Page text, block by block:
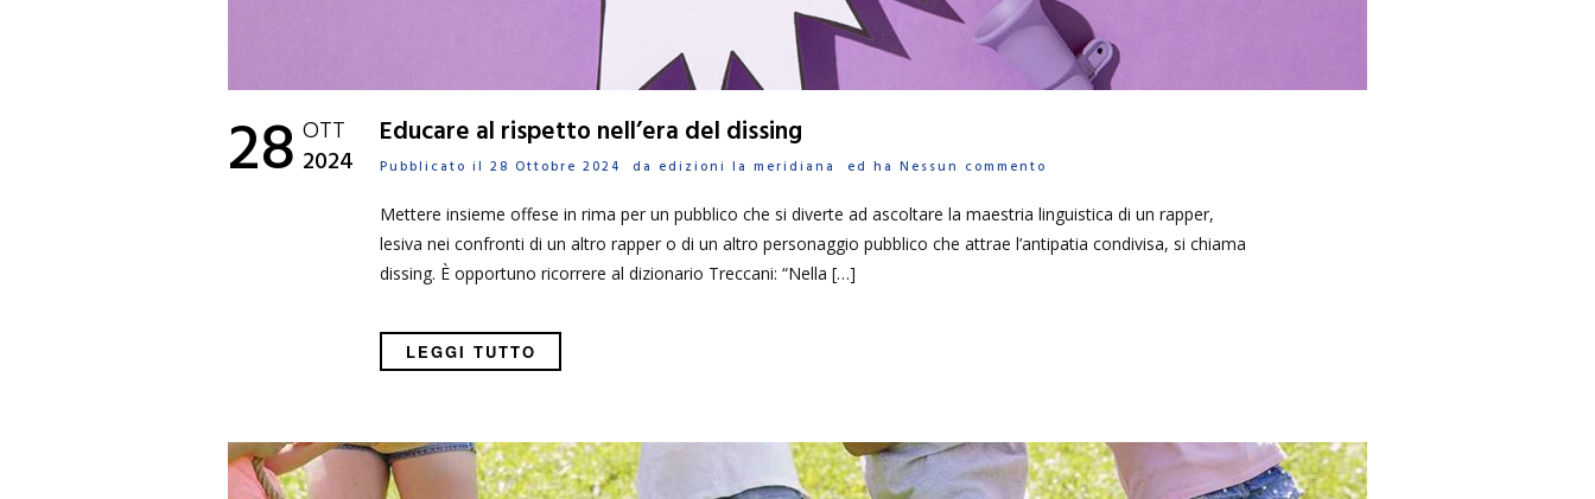
28 OTT
2024
Educare al rispetto nell’era del dissing
Pubblicato il 28 Ottobre 2024 da edizioni la meridiana ed ha Nessun commento
Mettere insieme offese in rima per un pubblico che si diverte ad ascoltare la maestria linguistica di un rapper,
lesiva nei confronti di un altro rapper o di un altro personaggio pubblico che attrae l’antipatia condivisa, si chiama
dissing. È opportuno ricorrere al dizionario Treccani: “Nella […]
LEGGI TUTTO